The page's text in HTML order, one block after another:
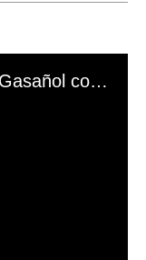
El mal momento de Yanina Gasañol con un hincha argentino en "Subrayado"